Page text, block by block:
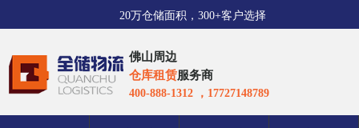
20万仓储面积，300+客户选择
佛山周边
仓库租赁服务商
400-888-1312 ，17727148789